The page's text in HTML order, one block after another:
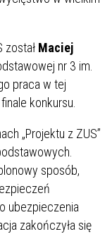
został Maciej
nr 3 im.
praca w tej
konkursu.
„Projektu z ZUS”
sposób,
ubezpieczenia
zakończyła się